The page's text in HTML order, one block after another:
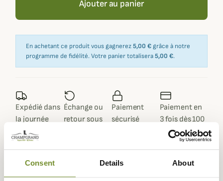
Consent Details About
Ajouter au panier
En achetant ce produit vous gagnerez5,00 € grâce à notre
programme de fidélité. Votre panier totalisera5,00 €.
Expédié dans
la journée
Échange ou
retour sous
Paiement
sécurisé
Paiement en
3 fois dès 100
euros